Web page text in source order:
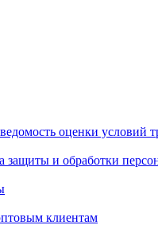
оценки условий
защиты и обработки
клиентам